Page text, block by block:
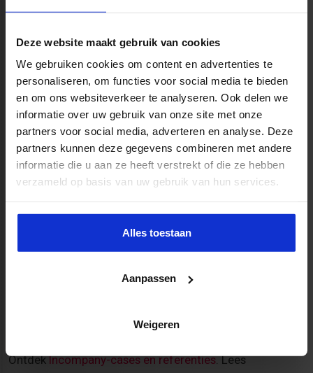
Deze website maakt gebruik van cookies
We gebruiken cookies om content en advertenties te
personaliseren, om functies voor social media te bieden
en om ons websiteverkeer te analyseren. Ook delen we
informatie over uw gebruik van onze site met onze
partners voor social media, adverteren en analyse. Deze
partners kunnen deze gegevens combineren met andere
informatie die u aan ze heeft verstrekt of die ze hebben
verzameld op basis van uw gebruik van hun services.
Alles toestaan
Aanpassen
Weigeren
trainersselectie. Zo ziet het traject eruit:
Intake en analyse: we verhelderen leerdoelen,
doelgroep, context en gewenste resultaten.
Voorstel op maat: programma-opzet met
leeruitkomsten, werkvormen en planning.
Selectie trainer: we matchen expertise en
persoonlijkheid met jouw team en doelen.
Nazorg en borging: evaluatie, transferopdrachten en
OntdekIncompany-cases en referenties. Lees